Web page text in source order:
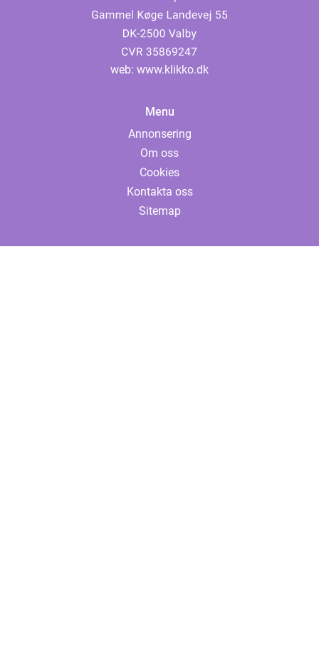
web: www.klikko.dk
Menu
Annonsering
Om oss
Cookies
Kontakta oss
Sitemap